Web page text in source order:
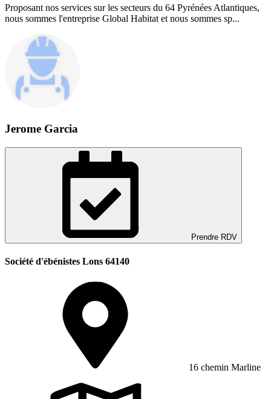
Proposant nos services sur les secteurs du 64 Pyrénées Atlantiques,
nous sommes l'entreprise Global Habitat et nous sommes sp...
Jerome Garcia
Prendre RDV
Société d'ébénistes Lons 64140
16 chemin Marline